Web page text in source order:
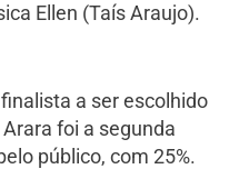
Ellen (Taís Araujo).
a ser escolhido
foi a segunda
público, com 25%.